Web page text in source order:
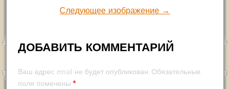
Следующее изображение →
ДОБАВИТЬ КОММЕНТАРИЙ
Ваш адрес email не будет опубликован. Обязательные
поля помечены *